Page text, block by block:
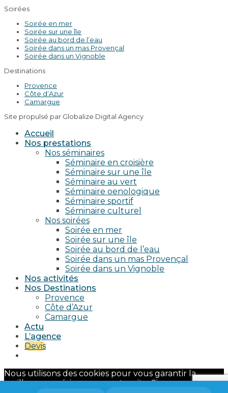
Soirées
Soirée en mer
Soirée sur une île
Soirée au bord de l’eau
Soirée dans un mas Provençal
Soirée dans un Vignoble
Destinations
Provence
Côte d’Azur
Camargue
Site propulsé par Globalize Digital Agency
Accueil
Nos prestations
Nos séminaires
Séminaire en croisière
Séminaire sur une île
Séminaire au vert
Séminaire oenologique
Séminaire sportif
Séminaire culturel
Nos soirées
Soirée en mer
Soirée sur une île
Soirée au bord de l’eau
Soirée dans un mas Provençal
Soirée dans un Vignoble
Nos activités
Nos Destinations
Provence
Côte d’Azur
Camargue
Actu
L’agence
Devis
Nous utilisons des cookies pour vous garantir la
meilleure expérience sur notre site. Si vous continuez